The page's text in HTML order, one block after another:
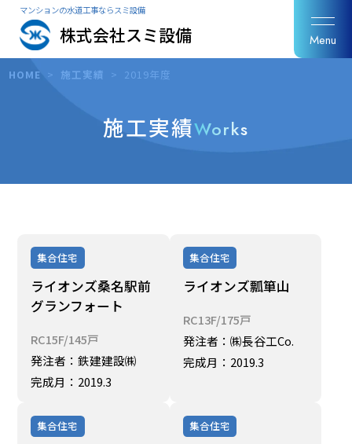
マンションの水道工事ならスミ設備
株式会社スミ設備 Menu
施工実績Works
HOME > 施工実績 > 2019年度
集合住宅
ライオンズ桑名駅前
グランフォート
RC15F/145戸
発注者：鉄建建設㈱
完成月：2019.3
集合住宅
ライオンズ瓢箪山
RC13F/175戸
発注者：㈱長谷工Co.
完成月：2019.3
集合住宅 集合住宅